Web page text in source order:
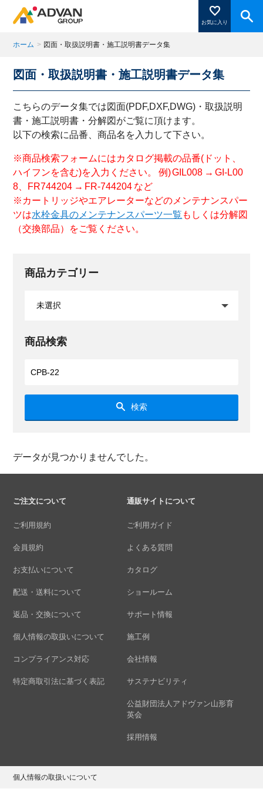
お気に入り
商品ページにある「お気に入り登録」を押すと登録した
商品がここに表示されます。
ホーム > 図面・取扱説明書・施工説明書データ集
図面・取扱説明書・施工説明書データ集
こちらのデータ集では図面(PDF,DXF,DWG)・取扱説明
書・施工説明書・分解図がご覧に頂けます。
以下の検索に品番、商品名を入力して下さい。
※商品検索フォームにはカタログ掲載の品番(ドット、
ハイフンを含む)を入力ください。 例) GIL008 → GI-L00
8、FR744204 → FR-744204 など
※カートリッジやエアレーターなどのメンテナンスパー
ツは水栓金具のメンテナンスパーツ一覧 もしくは分解図
（交換部品）をご覧ください。
商品カテゴリー
商品検索
検索
データが見つかりませんでした。
ご注文について
ご利用規約
会員規約
お支払いについて
配送・送料について
返品・交換について
個人情報の取扱いについて
コンプライアンス対応
特定商取引法に基づく表記
通販サイトについて
ご利用ガイド
よくある質問
カタログ
ショールーム
サポート情報
施工例
会社情報
サステナビリティ
公益財団法人アドヴァン山形育
英会
採用情報
個人情報の取扱いについて